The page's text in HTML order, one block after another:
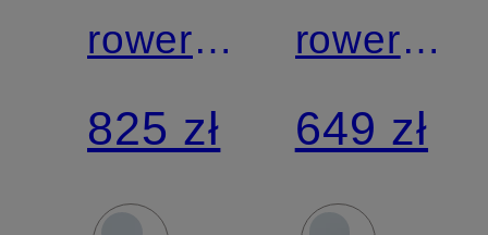
rowerowy
PROPERO
4 MIPS
825 zł
rowerowy
SEARCH
MIPS
649 zł